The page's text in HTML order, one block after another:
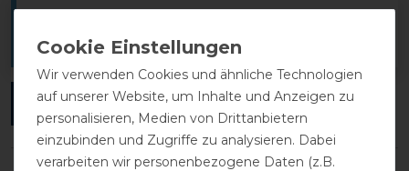
verfassen.
ANMELDEN
Wir verwenden Cookies und ähnliche Technologien
auf unserer Website, um Inhalte und Anzeigen zu
personalisieren, Medien von Drittanbietern
einzubinden und Zugriffe zu analysieren. Dabei
verarbeiten wir personenbezogene Daten (z.B.